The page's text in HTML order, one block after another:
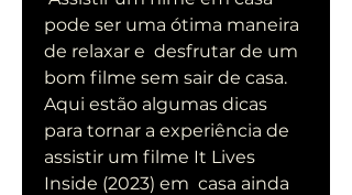
pode ser uma ótima maneira
de relaxar e  desfrutar de um
bom filme sem sair de casa.
Aqui estão algumas dicas
para tornar a experiência de
assistir um filme It Lives
Inside (2023) em  casa ainda